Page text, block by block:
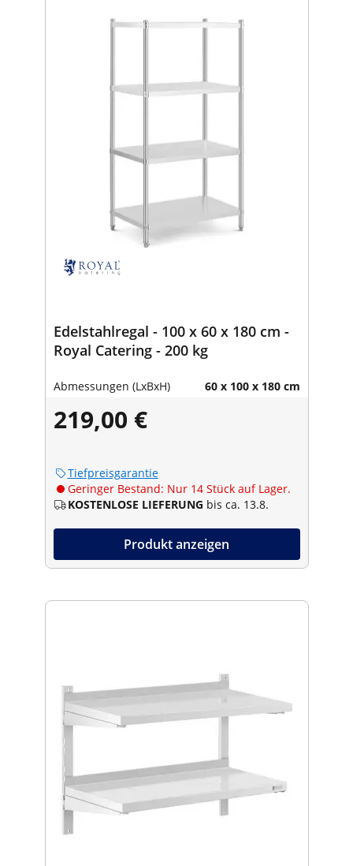
Edelstahlregal - 100 x 60 x 180 cm -
Royal Catering - 200 kg
Abmessungen (LxBxH) 60 x 100 x 180 cm
219,00 €
Tiefpreisgarantie
Geringer Bestand: Nur 14 Stück auf Lager.
KOSTENLOSE LIEFERUNG bis ca. 13.8.
Produkt anzeigen